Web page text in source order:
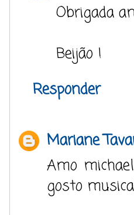
Obrigada
Beijão !
Responder
Mariane
Amo
gosto